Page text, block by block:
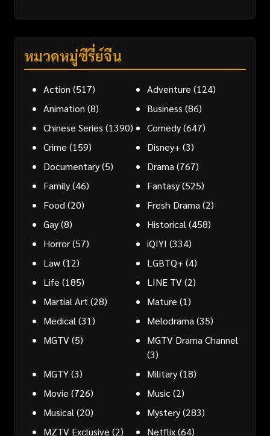
หมวดหมู่ซีรี่ย์จีน
Action (517) Adventure (124)
Animation (8) Business (86)
Chinese Series (1390) Comedy(647)
Crime (159) Disney+ (3)
Documentary(5) Drama (767)
Family(46) Fantasy(525)
Food (20) Fresh Drama (2)
Gay(8) Historical (458)
Horror(57) iQIYI (334)
Law(12) LGBTQ+ (4)
Life (185) LINE TV(2)
Martial Art (28) Mature (1)
Medical (31) Melodrama (35)
MGTV(5)
MGTV Drama Channel
(3)
MGTY(3) Military(18)
Movie (726) Music(2)
Musical (20) Mystery(283)
MZTV Exclusive (2) Netflix(64)